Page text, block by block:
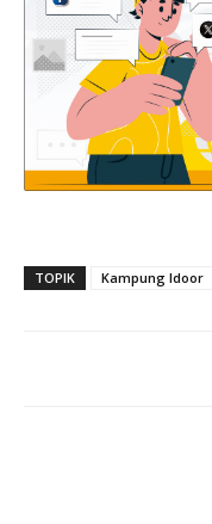
TOPIK Kampung Idoor